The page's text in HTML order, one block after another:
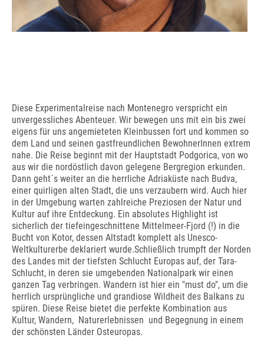
Diese Experimentalreise nach Montenegro verspricht ein
unvergessliches Abenteuer. Wir bewegen uns mit ein bis zwei
eigens für uns angemieteten Kleinbussen fort und kommen so
dem Land und seinen gastfreundlichen BewohnerInnen extrem
nahe. Die Reise beginnt mit der Hauptstadt Podgorica, von wo
aus wir die nordöstlich davon gelegene Bergregion erkunden.
Dann geht´s weiter an die herrliche Adriaküste nach Budva,
einer quirligen alten Stadt, die uns verzaubern wird. Auch hier
in der Umgebung warten zahlreiche Preziosen der Natur und
Kultur auf ihre Entdeckung. Ein absolutes Highlight ist
sicherlich der tiefeingeschnittene Mittelmeer-Fjord (!) in die
Bucht von Kotor, dessen Altstadt komplett als Unesco-
Weltkulturerbe deklariert wurde.Schließlich trumpft der Norden
des Landes mit der tiefsten Schlucht Europas auf, der Tara-
Schlucht, in deren sie umgebenden Nationalpark wir einen
ganzen Tag verbringen. Wandern ist hier ein "must do", um die
herrlich ursprüngliche und grandiose Wildheit des Balkans zu
spüren. Diese Reise bietet die perfekte Kombination aus
Kultur, Wandern, Naturerlebnissen und Begegnung in einem
der schönsten Länder Osteuropas.